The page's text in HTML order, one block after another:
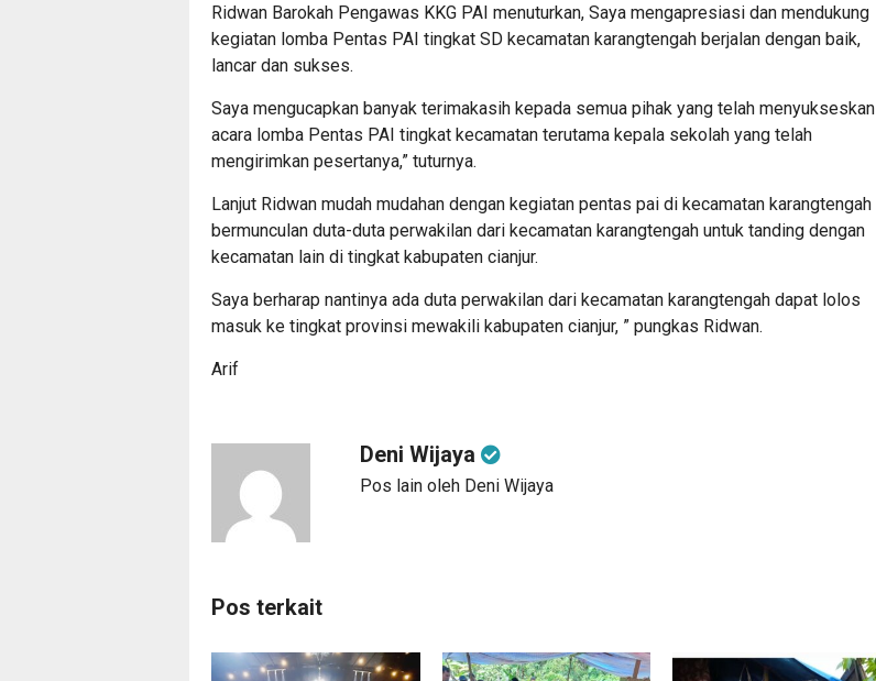
Ridwan Barokah Pengawas KKG PAI menuturkan, Saya mengapresiasi dan mendukung
kegiatan lomba Pentas PAI tingkat SD kecamatan karangtengah berjalan dengan baik,
lancar dan sukses.
Saya mengucapkan banyak terimakasih kepada semua pihak yang telah menyukseskan
acara lomba Pentas PAI tingkat kecamatan terutama kepala sekolah yang telah
mengirimkan pesertanya,” tuturnya.
Lanjut Ridwan mudah mudahan dengan kegiatan pentas pai di kecamatan karangtengah
bermunculan duta-duta perwakilan dari kecamatan karangtengah untuk tanding dengan
kecamatan lain di tingkat kabupaten cianjur.
Saya berharap nantinya ada duta perwakilan dari kecamatan karangtengah dapat lolos
masuk ke tingkat provinsi mewakili kabupaten cianjur, ” pungkas Ridwan.
Arif
Deni Wijaya
Pos lain oleh Deni Wijaya
Pos terkait